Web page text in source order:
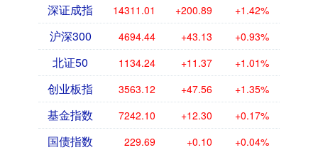
深证成指 14311.01 +200.89 +1.42%
沪深300 4694.44 +43.13 +0.93%
北证50 1134.24 +11.37 +1.01%
创业板指 3563.12 +47.56 +1.35%
基金指数 7242.10 +12.30 +0.17%
国债指数 229.69 +0.10 +0.04%